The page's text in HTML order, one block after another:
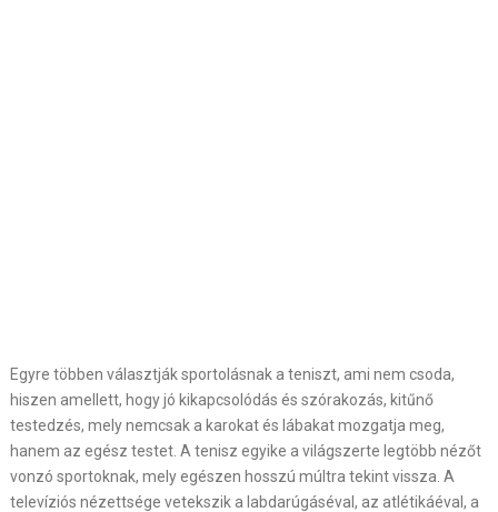
Egyre többen választják sportolásnak a teniszt, ami nem csoda,
hiszen amellett, hogy jó kikapcsolódás és szórakozás, kitűnő
testedzés, mely nemcsak a karokat és lábakat mozgatja meg,
hanem az egész testet. A tenisz egyike a világszerte legtöbb nézőt
vonzó sportoknak, mely egészen hosszú múltra tekint vissza. A
televíziós nézettsége vetekszik a labdarúgáséval, az atlétikáéval, a